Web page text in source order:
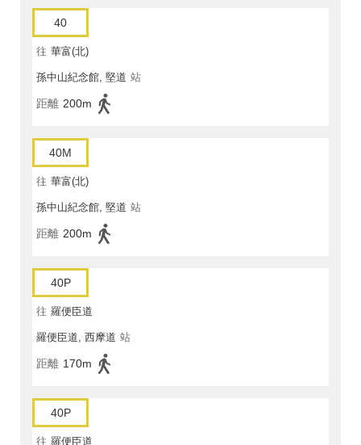
40
往 華富(北)
孫中山紀念館, 堅道 站
距離 200m
40M
往 華富(北)
孫中山紀念館, 堅道 站
距離 200m
40P
往 羅便臣道
羅便臣道, 西摩道 站
距離 170m
40P
往 羅便臣道